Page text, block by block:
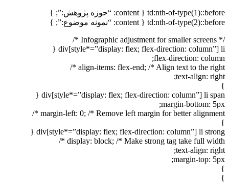
td:nth-of-type(1)::before { content: “حوزه پژوهش:”; }
td:nth-of-type(2)::before { content: “نمونه موضوع:”; }
/* Infographic adjustment for smaller screens */
div[style*=”display: flex; flex-direction: column”] li {
flex-direction: column;
align-items: flex-end; /* Align text to the right */
text-align: right;
}
div[style*=”display: flex; flex-direction: column”] li span {
margin-bottom: 5px;
margin-left: 0; /* Remove left margin for better alignment */
}
div[style*=”display: flex; flex-direction: column”] li strong {
display: block; /* Make strong tag take full width */
text-align: right;
margin-top: 5px;
}
}